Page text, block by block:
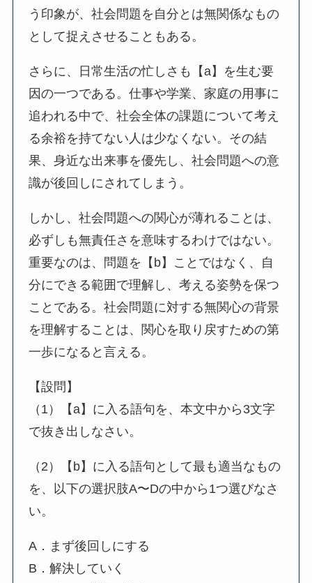
う印象が、社会問題を自分とは無関係なもの
として捉えさせることもある。
さらに、日常生活の忙しさも【a】を生む要
因の一つである。仕事や学業、家庭の用事に
追われる中で、社会全体の課題について考え
る余裕を持てない人は少なくない。その結
果、身近な出来事を優先し、社会問題への意
識が後回しにされてしまう。
しかし、社会問題への関心が薄れることは、
必ずしも無責任さを意味するわけではない。
重要なのは、問題を【b】ことではなく、自
分にできる範囲で理解し、考える姿勢を保つ
ことである。社会問題に対する無関心の背景
を理解することは、関心を取り戻すための第
一歩になると言える。
【設問】
（1）【a】に入る語句を、本文中から3文字
で抜き出しなさい。
（2）【b】に入る語句として最も適当なもの
を、以下の選択肢A〜Dの中から1つ選びなさ
い。
A．まず後回しにする
B．解決していく